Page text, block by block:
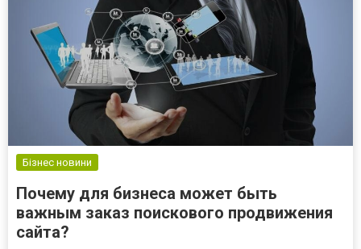
Бізнес новини
Почему для бизнеса может быть
важным заказ поискового продвижения
сайта?